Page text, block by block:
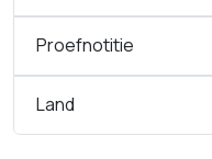
Proefnotitie
Land